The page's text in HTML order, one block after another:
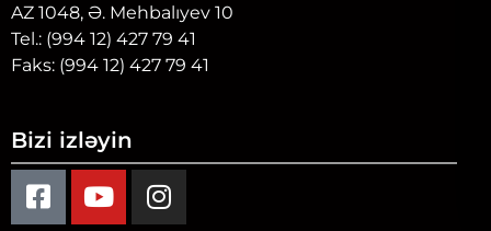
AZ 1048, Ə. Mehbalıyev 10
Tel.: (994 12) 427 79 41
Faks: (994 12) 427 79 41
Bizi izləyin